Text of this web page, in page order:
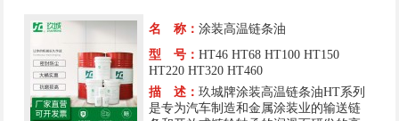
名 称：涂装高温链条油
型 号：HT46 HT68 HT100 HT150
HT220 HT320 HT460
描 述：玖城牌涂装高温链条油HT系列
是专为汽车制造和金属涂装业的输送链